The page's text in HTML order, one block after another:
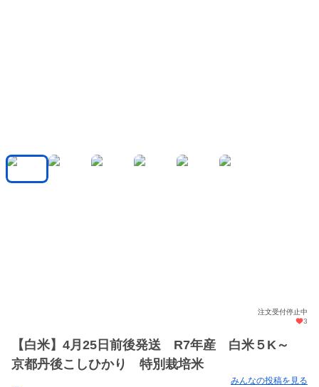
注文受付停止中
3
【白米】4月25日前後発送 R7年産 白米５K～
京都丹後こしひかり 特別栽培米
みんなの投稿を見る